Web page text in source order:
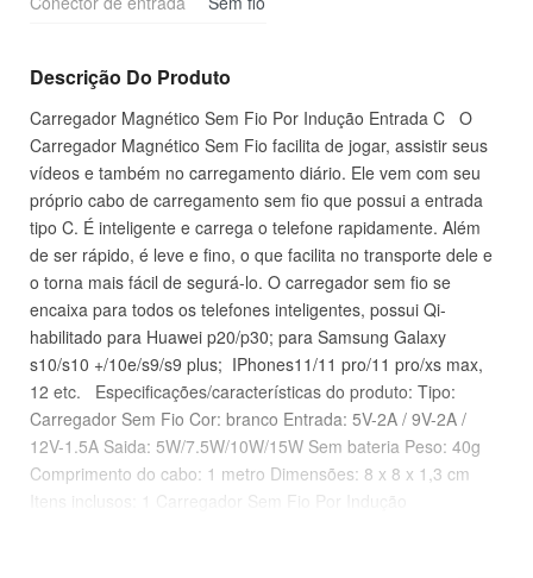
Descrição Do Produto
Carregador Magnético Sem Fio Por Indução Entrada C O
Carregador Magnético Sem Fio facilita de jogar, assistir seus
vídeos e também no carregamento diário. Ele vem com seu
próprio cabo de carregamento sem fio que possui a entrada
tipo C. É inteligente e carrega o telefone rapidamente. Além
de ser rápido, é leve e fino, o que facilita no transporte dele e
o torna mais fácil de segurá-lo. O carregador sem fio se
encaixa para todos os telefones inteligentes, possui Qi-
habilitado para Huawei p20/p30; para Samsung Galaxy
s10/s10 +/10e/s9/s9 plus; IPhones11/11 pro/11 pro/xs max,
12 etc. Especificações/características do produto: Tipo:
Carregador Sem Fio Cor: branco Entrada: 5V-2A / 9V-2A /
12V-1.5A Saida: 5W/7.5W/10W/15W Sem bateria Peso: 40g
Comprimento do cabo: 1 metro Dimensões: 8 x 8 x 1,3 cm
Itens inclusos: 1 Carregador Sem Fio Por Indução